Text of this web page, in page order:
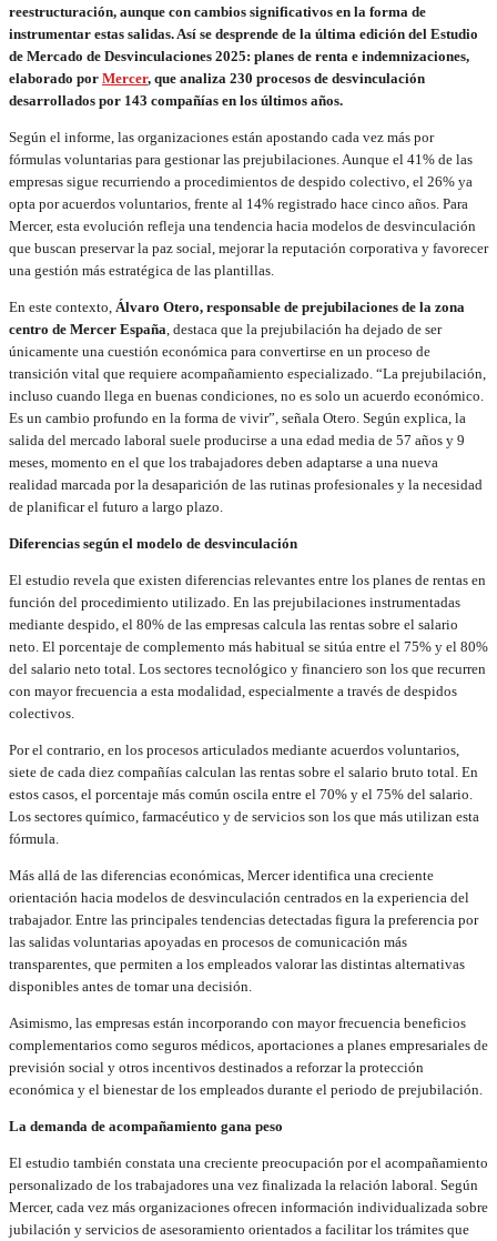
reestructuración, aunque con cambios significativos en la forma de
instrumentar estas salidas. Así se desprende de la última edición del Estudio
de Mercado de Desvinculaciones 2025: planes de renta e indemnizaciones,
elaborado por Mercer, que analiza 230 procesos de desvinculación
desarrollados por 143 compañías en los últimos años.
Según el informe, las organizaciones están apostando cada vez más por
fórmulas voluntarias para gestionar las prejubilaciones. Aunque el 41% de las
empresas sigue recurriendo a procedimientos de despido colectivo, el 26% ya
opta por acuerdos voluntarios, frente al 14% registrado hace cinco años. Para
Mercer, esta evolución refleja una tendencia hacia modelos de desvinculación
que buscan preservar la paz social, mejorar la reputación corporativa y favorecer
una gestión más estratégica de las plantillas.
En este contexto, Álvaro Otero, responsable de prejubilaciones de la zona
centro de Mercer España, destaca que la prejubilación ha dejado de ser
únicamente una cuestión económica para convertirse en un proceso de
transición vital que requiere acompañamiento especializado. “La prejubilación,
incluso cuando llega en buenas condiciones, no es solo un acuerdo económico.
Es un cambio profundo en la forma de vivir”, señala Otero. Según explica, la
salida del mercado laboral suele producirse a una edad media de 57 años y 9
meses, momento en el que los trabajadores deben adaptarse a una nueva
realidad marcada por la desaparición de las rutinas profesionales y la necesidad
de planificar el futuro a largo plazo.
Diferencias según el modelo de desvinculación
El estudio revela que existen diferencias relevantes entre los planes de rentas en
función del procedimiento utilizado. En las prejubilaciones instrumentadas
mediante despido, el 80% de las empresas calcula las rentas sobre el salario
neto. El porcentaje de complemento más habitual se sitúa entre el 75% y el 80%
del salario neto total. Los sectores tecnológico y financiero son los que recurren
con mayor frecuencia a esta modalidad, especialmente a través de despidos
colectivos.
Por el contrario, en los procesos articulados mediante acuerdos voluntarios,
siete de cada diez compañías calculan las rentas sobre el salario bruto total. En
estos casos, el porcentaje más común oscila entre el 70% y el 75% del salario.
Los sectores químico, farmacéutico y de servicios son los que más utilizan esta
fórmula.
Más allá de las diferencias económicas, Mercer identifica una creciente
orientación hacia modelos de desvinculación centrados en la experiencia del
trabajador. Entre las principales tendencias detectadas figura la preferencia por
las salidas voluntarias apoyadas en procesos de comunicación más
transparentes, que permiten a los empleados valorar las distintas alternativas
disponibles antes de tomar una decisión.
Asimismo, las empresas están incorporando con mayor frecuencia beneficios
complementarios como seguros médicos, aportaciones a planes empresariales de
previsión social y otros incentivos destinados a reforzar la protección
económica y el bienestar de los empleados durante el periodo de prejubilación.
La demanda de acompañamiento gana peso
El estudio también constata una creciente preocupación por el acompañamiento
personalizado de los trabajadores una vez finalizada la relación laboral. Según
Mercer, cada vez más organizaciones ofrecen información individualizada sobre
jubilación y servicios de asesoramiento orientados a facilitar los trámites que